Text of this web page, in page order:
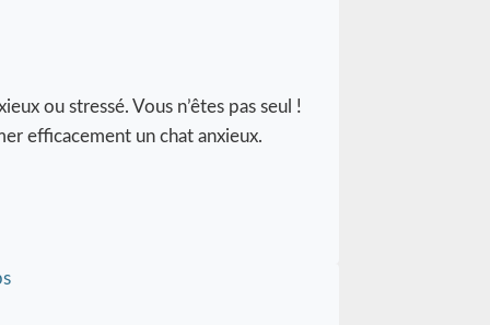
ou stressé. Vous n’êtes pas seul !
efficacement un chat anxieux.